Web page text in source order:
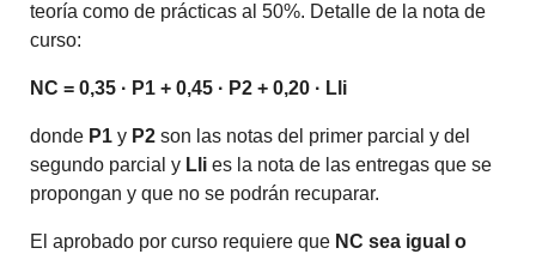
teoría como de prácticas al 50%. Detalle de la nota de
curso:
NC = 0,35 · P1 + 0,45 · P2 + 0,20 · Lli
donde P1 y P2 son las notas del primer parcial y del
segundo parcial y Lli es la nota de las entregas que se
propongan y que no se podrán recuparar.
El aprobado por curso requiere que NC sea igual o